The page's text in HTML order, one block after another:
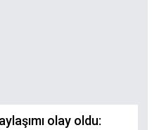
olay oldu: